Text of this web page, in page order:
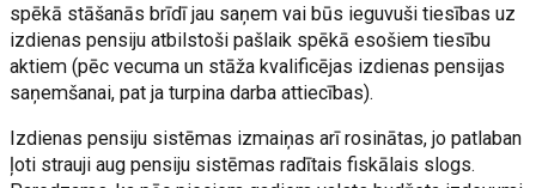
spēkā stāšanās brīdī jau saņem vai būs ieguvuši tiesības uz
izdienas pensiju atbilstoši pašlaik spēkā esošiem tiesību
aktiem (pēc vecuma un stāža kvalificējas izdienas pensijas
saņemšanai, pat ja turpina darba attiecības).
Izdienas pensiju sistēmas izmaiņas arī rosinātas, jo patlaban
ļoti strauji aug pensiju sistēmas radītais fiskālais slogs.